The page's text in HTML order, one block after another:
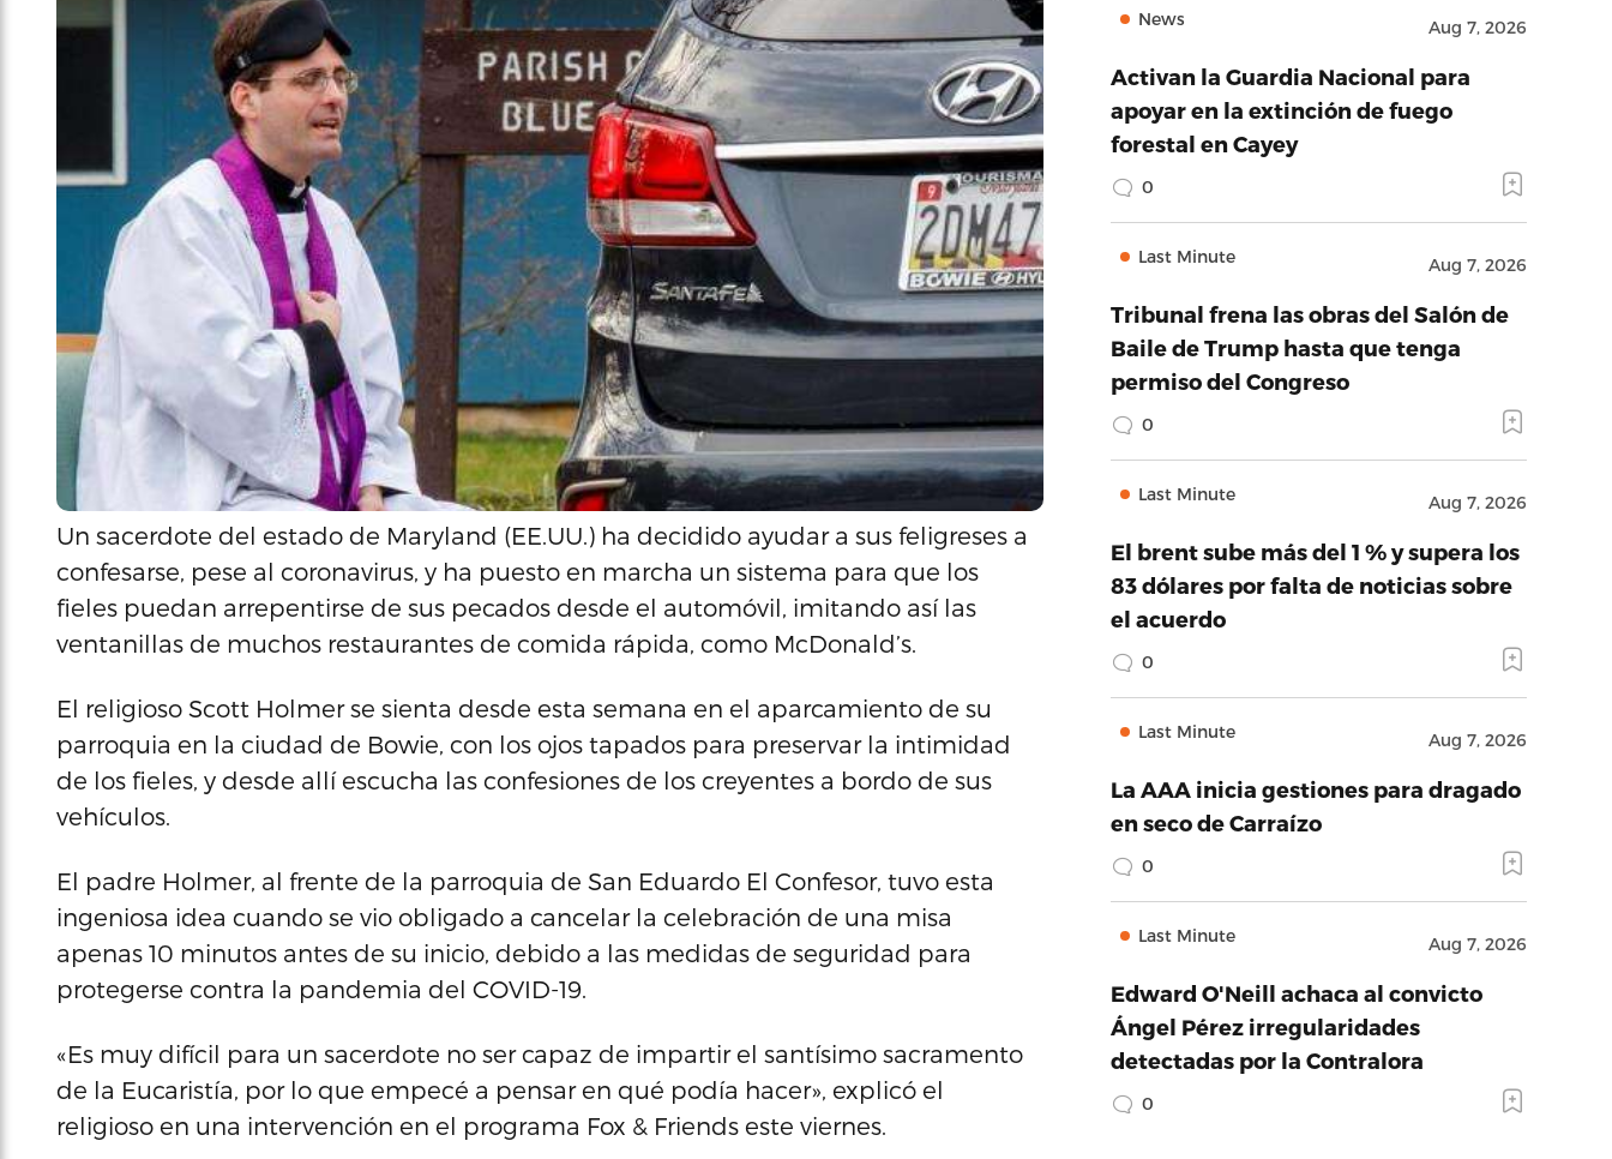
Un sacerdote del estado de Maryland (EE.UU.) ha decidido ayudar a sus feligreses a
confesarse, pese al coronavirus, y ha puesto en marcha un sistema para que los
fieles puedan arrepentirse de sus pecados desde el automóvil, imitando así las
ventanillas de muchos restaurantes de comida rápida, como McDonald’s.
El religioso Scott Holmer se sienta desde esta semana en el aparcamiento de su
parroquia en la ciudad de Bowie, con los ojos tapados para preservar la intimidad
de los fieles, y desde allí escucha las confesiones de los creyentes a bordo de sus
vehículos.
El padre Holmer, al frente de la parroquia de San Eduardo El Confesor, tuvo esta
ingeniosa idea cuando se vio obligado a cancelar la celebración de una misa
apenas 10 minutos antes de su inicio, debido a las medidas de seguridad para
protegerse contra la pandemia del COVID-19.
«Es muy difícil para un sacerdote no ser capaz de impartir el santísimo sacramento
de la Eucaristía, por lo que empecé a pensar en qué podía hacer», explicó el
religioso en una intervención en el programa Fox & Friends este viernes.
News Aug 7, 2026
Activan la Guardia Nacional para
apoyar en la extinción de fuego
forestal en Cayey
0
Last Minute Aug 7, 2026
Tribunal frena las obras del Salón de
Baile de Trump hasta que tenga
permiso del Congreso
0
Last Minute Aug 7, 2026
El brent sube más del 1 % y supera los
83 dólares por falta de noticias sobre
el acuerdo
0
Last Minute Aug 7, 2026
La AAA inicia gestiones para dragado
en seco de Carraízo
0
Last Minute Aug 7, 2026
Edward O'Neill achaca al convicto
Ángel Pérez irregularidades
detectadas por la Contralora
0